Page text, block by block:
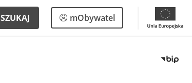
SZUKAJ
Logowanie
do
mObywatel